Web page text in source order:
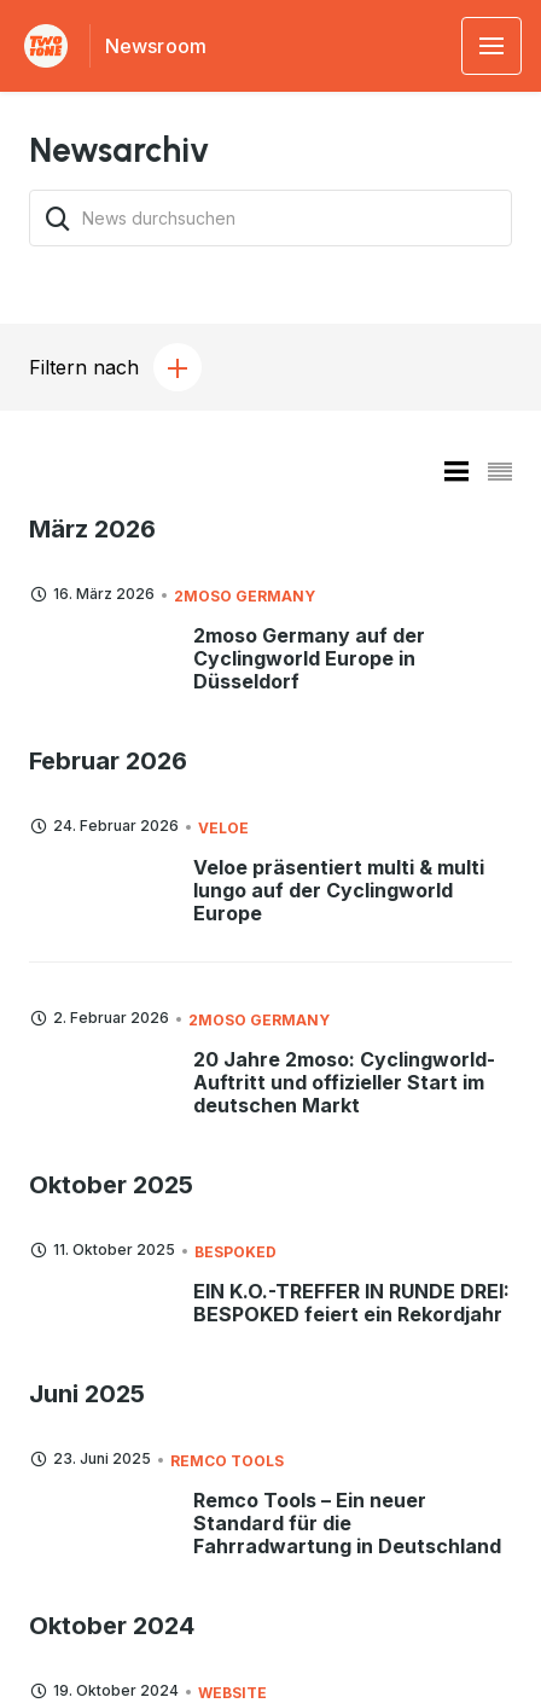
Newsroom
Newsarchiv
Filtern nach
März 2026
16. März 2026 2MOSO GERMANY
2moso Germany auf der
Cyclingworld Europe in
Düsseldorf
Februar 2026
24. Februar 2026 VELOE
Veloe präsentiert multi & multi
lungo auf der Cyclingworld
Europe
2. Februar 2026 2MOSO GERMANY
20 Jahre 2moso: Cyclingworld-
Auftritt und offizieller Start im
deutschen Markt
Oktober 2025
11. Oktober 2025 BESPOKED
EIN K.O.-TREFFER IN RUNDE DREI:
BESPOKED feiert ein Rekordjahr
Juni 2025
23. Juni 2025 REMCO TOOLS
Remco Tools – Ein neuer
Standard für die
Fahrradwartung in Deutschland
Oktober 2024
19. Oktober 2024 WEBSITE